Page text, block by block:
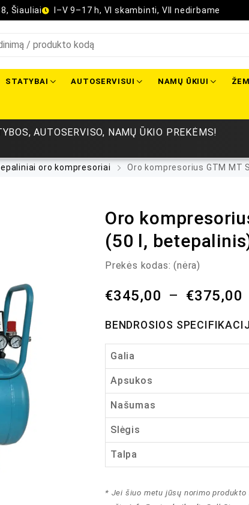
Šiauliai I–V 9–17 h, VI skambinti, VII nedirbame
STATYBAI AUTOSERVISUI NAMŲ ŪKIUI
AUTOSERVISO, NAMŲ ŪKIO PREKĖMS!
oro kompresoriai Oro kompresorius GTM MT
Oro
(50 l,
Prekės kodas: (nėra)
€345,00 – €375,00
BENDROSIOS
Galia
Apsukos
Našumas
Slėgis
Talpa
* Jei šiuo metu jūsų norimo